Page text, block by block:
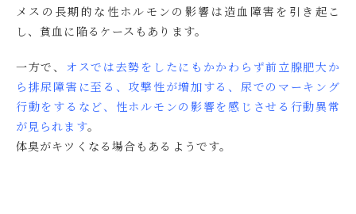
メスの長期的な性ホルモンの影響は造血障害を引き起こ
し、貧血に陥るケースもあります。
一方で、
オスでは去勢をしたにもかかわらず前立腺肥大か
ら排尿障害に至る、攻撃性が増加する、尿でのマーキング
行動をするなど、性ホルモンの影響を感じさせる行動異常
が見られます。
体臭がキツくなる場合もあるようです。